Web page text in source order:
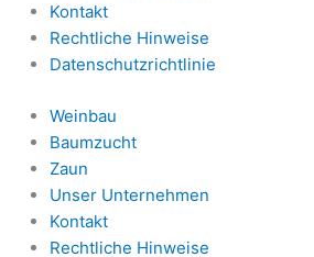
Kontakt
Rechtliche Hinweise
Datenschutzrichtlinie
Weinbau
Baumzucht
Zaun
Unser Unternehmen
Kontakt
Rechtliche Hinweise